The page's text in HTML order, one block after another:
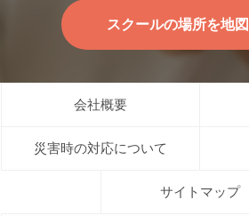
スクールの場所を地
会社概要
災害時の対応について
サイトマップ